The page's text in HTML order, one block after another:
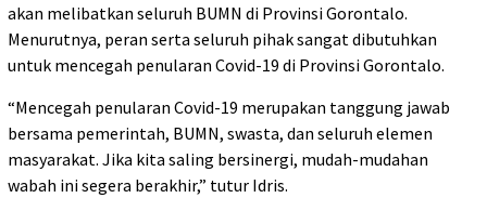
akan melibatkan seluruh BUMN di Provinsi Gorontalo.
Menurutnya, peran serta seluruh pihak sangat dibutuhkan
untuk mencegah penularan Covid-19 di Provinsi Gorontalo.
“Mencegah penularan Covid-19 merupakan tanggung jawab
bersama pemerintah, BUMN, swasta, dan seluruh elemen
masyarakat. Jika kita saling bersinergi, mudah-mudahan
wabah ini segera berakhir,” tutur Idris.